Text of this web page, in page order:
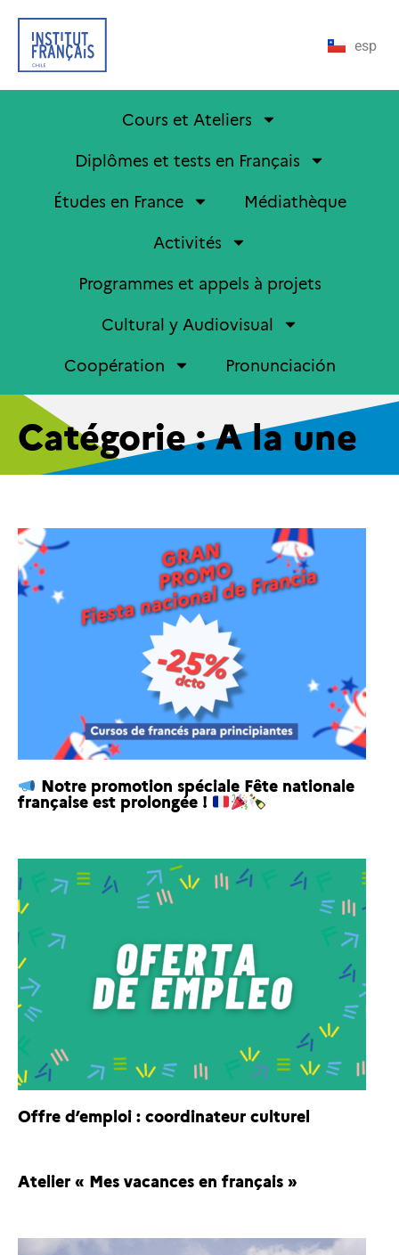
esp
Cours et Ateliers
Diplômes et tests en Français
Études en France
Médiathèque
Activités
Programmes et appels à projets
Cultural y Audiovisual
Coopération
Pronunciación
Catégorie : A la une
Notre promotion spéciale Fête nationale
française est prolongée !
Offre d’emploi : coordinateur culturel
Atelier « Mes vacances en français »